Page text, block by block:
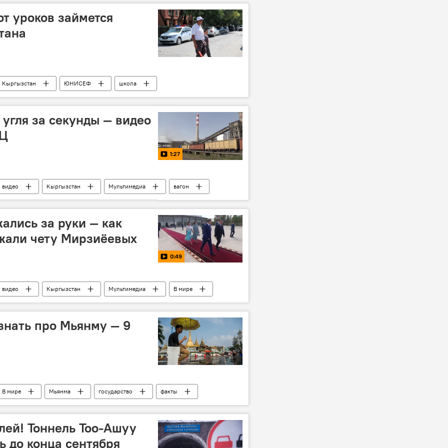
уроков займется
Кыргызстан ЮНИСЕФ школа
за секунды — видео
1:27
видео Кыргызстан Мультимедиа
вагон
за руки — как
чету Мирзиёевых
0:49
видео Кыргызстан Мультимедиа
В мире
в Кыргызстан
Алмазбек Атамбаев
про Мьянму — 9
В мире Мьянма государство
факты
Тоннель Тоо-Ашуу
до конца сентября